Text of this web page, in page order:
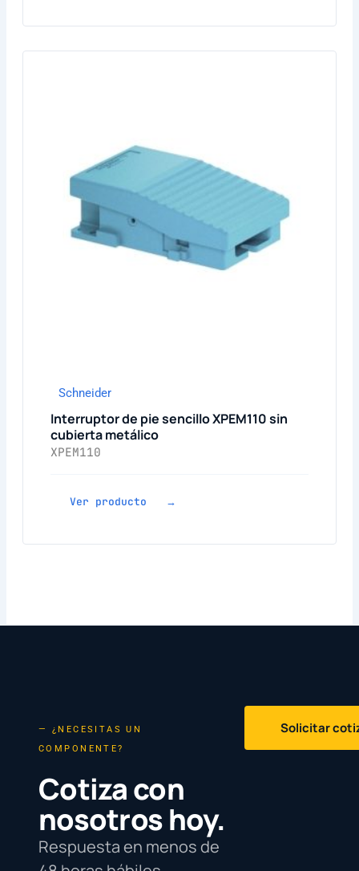
Schneider
Interruptor de pie sencillo XPEM110 sin
cubierta metálico
XPEM110
Ver producto →
— ¿NECESITAS UN
COMPONENTE?
Cotiza con
nosotros hoy.
Respuesta en menos de
Solicitar